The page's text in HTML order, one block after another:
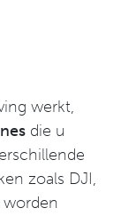
werkt,
die u
zoals DJI,
worden